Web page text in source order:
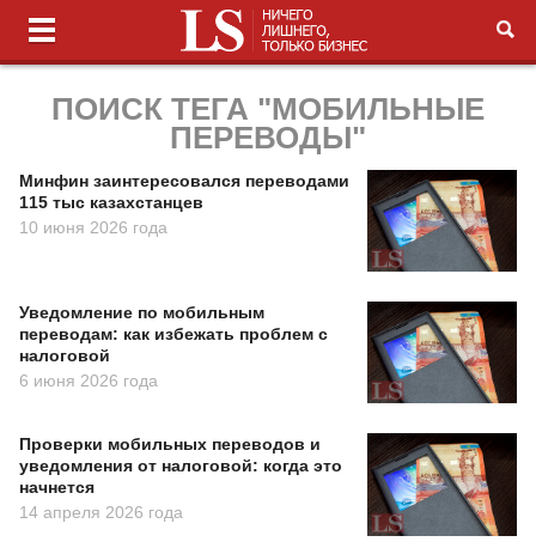
ПОИСК ТЕГА "МОБИЛЬНЫЕ
ПЕРЕВОДЫ"
Минфин заинтересовался переводами
115 тыс казахстанцев
10 июня 2026 года
Уведомление по мобильным
переводам: как избежать проблем с
налоговой
6 июня 2026 года
Проверки мобильных переводов и
уведомления от налоговой: когда это
начнется
14 апреля 2026 года